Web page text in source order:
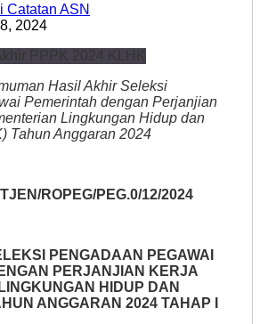
Catatan ASN
2024
Hasil Akhir Seleksi
Pemerintah dengan Perjanjian
Lingkungan Hidup dan
Tahun Anggaran 2024
ROPEG/PEG.0/12/2024
PENGADAAN PEGAWAI
PERJANJIAN KERJA
HIDUP DAN
ANGGARAN 2024 TAHAP I